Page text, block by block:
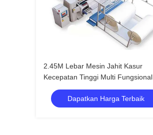
2.45M Lebar Mesin Jahit Kasur
Kecepatan Tinggi Multi Fungsional
Dapatkan Harga Terbaik